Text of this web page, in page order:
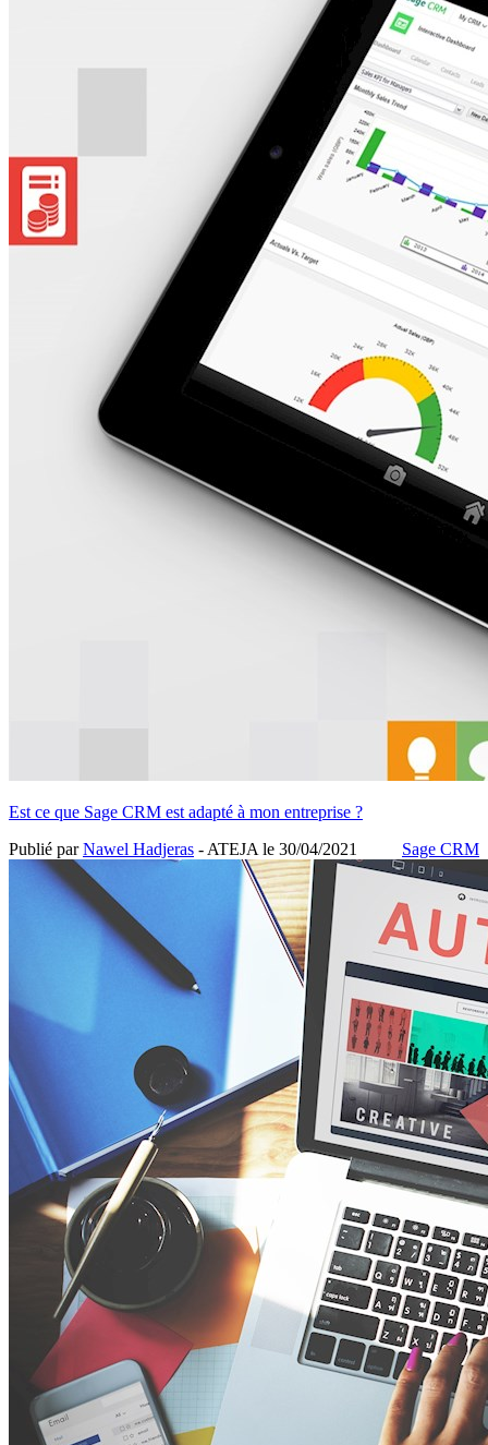
Est ce que Sage CRM est adapté à mon entreprise ?
Sage CRM
Publié parNawel Hadjeras - ATEJA le 30/04/2021